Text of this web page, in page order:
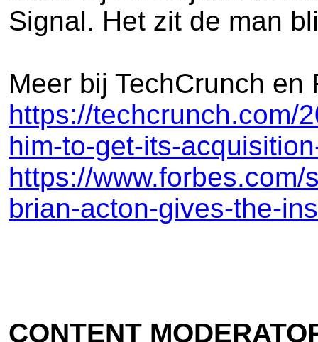
Signal. Het zit de man
Meer bij TechCrunch en
https://techcrunch.com/
him-to-get-its-
https://
brian-acton-gives-the-
CONTENT